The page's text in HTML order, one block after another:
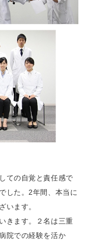
ての自覚と責任感で
した。2年間、本当に
います。
きます。２名は三重
院での経験を活か